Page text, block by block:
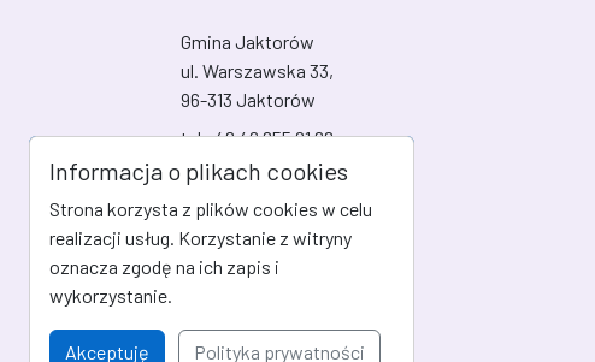
Gmina Jaktorów
ul. Warszawska 33,
96-313 Jaktorów
tel +48 46 855 21 88
fax
gmina@jaktorow.pl
Social Media
Informacja o plikach cookies
Strona korzysta z plików cookies w celu
realizacji usług. Korzystanie z witryny
oznacza zgodę na ich zapis i
wykorzystanie.
Akceptuję Polityka prywatności